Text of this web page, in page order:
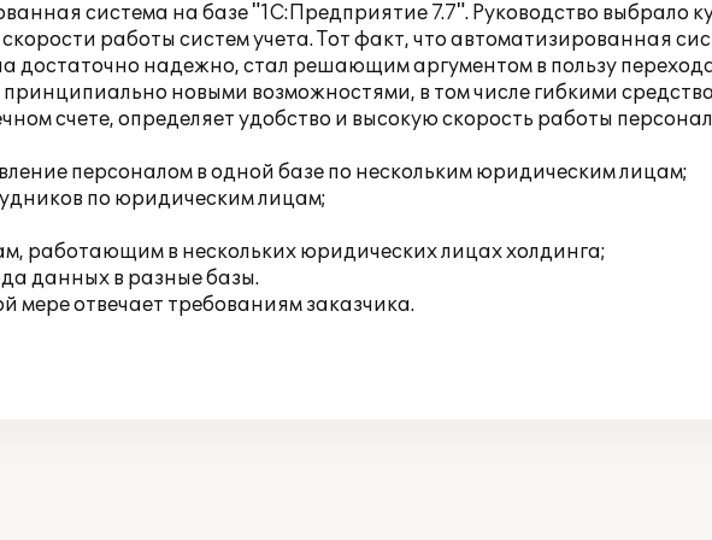
система на базе "1С:Предприятие 7.7". Руководство выбрало
работы систем учета. Тот факт, что автоматизированная
достаточно надежно, стал решающим аргументом в пользу
новыми возможностями, в том числе гибкими
счете, определяет удобство и высокую скорость работы
персоналом в одной базе по нескольким юридическим лицам;
по юридическим лицам;
работающим в нескольких юридических лицах холдинга;
данных в разные базы.
мере отвечает требованиям заказчика.